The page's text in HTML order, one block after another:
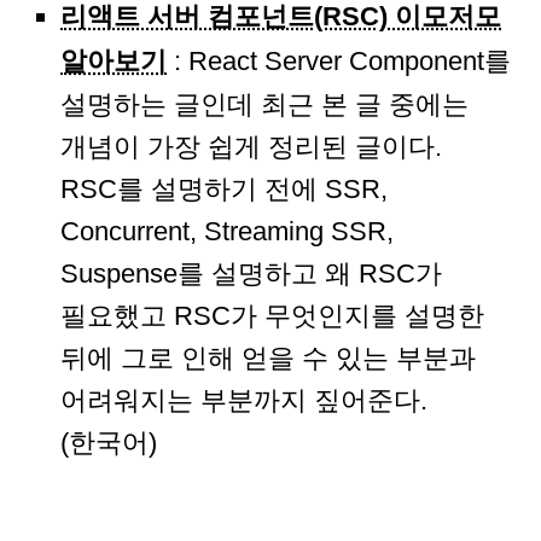
리액트 서버 컴포넌트(RSC) 이모저모
알아보기
: React Server Component를
설명하는 글인데 최근 본 글 중에는
개념이 가장 쉽게 정리된 글이다.
RSC를 설명하기 전에 SSR,
Concurrent, Streaming SSR,
Suspense를 설명하고 왜 RSC가
필요했고 RSC가 무엇인지를 설명한
뒤에 그로 인해 얻을 수 있는 부분과
어려워지는 부분까지 짚어준다.
(한국어)